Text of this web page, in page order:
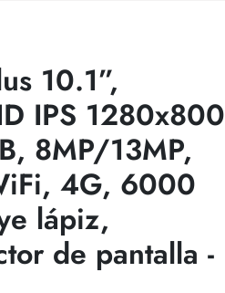
10.1”,
IPS 1280x800
8MP/13MP,
4G, 6000
lápiz,
de pantalla -